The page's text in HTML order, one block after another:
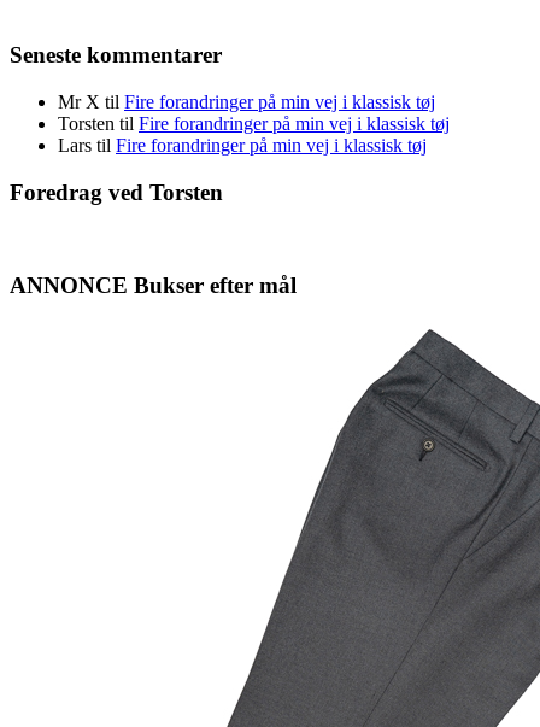
Seneste kommentarer
Mr X til Fire forandringer på min vej i klassisk tøj
Torsten til Fire forandringer på min vej i klassisk tøj
Lars til Fire forandringer på min vej i klassisk tøj
Foredrag ved Torsten
ANNONCE Bukser efter mål